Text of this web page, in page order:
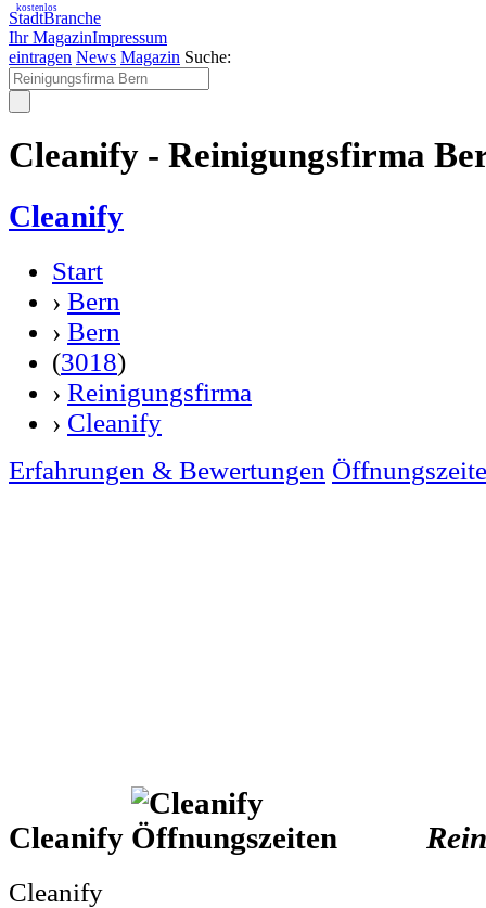
StadtBranche
Ihr MagazinImpressum
kostenlos
eintragen News Magazin Suche:
Cleanify - Reinigungsfirma
Cleanify
Start
› Bern
› Bern
(3018)
› Reinigungsfirma
› Cleanify
Erfahrungen & Bewertungen
Cleanify
Cleanify